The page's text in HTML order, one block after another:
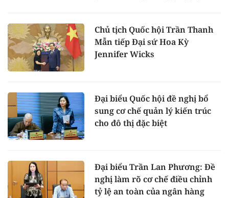
Chủ tịch Quốc hội Trần Thanh
Mẫn tiếp Đại sứ Hoa Kỳ
Jennifer Wicks
Đại biểu Quốc hội đề nghị bổ
sung cơ chế quản lý kiến trúc
cho đô thị đặc biệt
Đại biểu Trần Lan Phương: Đề
nghị làm rõ cơ chế điều chỉnh
tỷ lệ an toàn của ngân hàng